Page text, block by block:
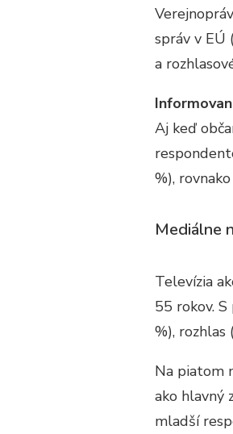
správ v EÚ
a
Aj keď
%),
Mediálne
Televízia
55 rokov.
%), rozhlas
Na piatom
ako hlavný
mladší